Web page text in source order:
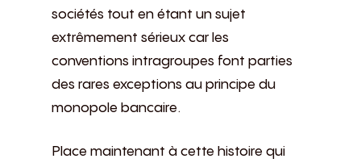
sociétés tout en étant un sujet
extrêmement sérieux car les
conventions intragroupes font parties
des rares exceptions au principe du
monopole bancaire.
Place maintenant à cette histoire qui